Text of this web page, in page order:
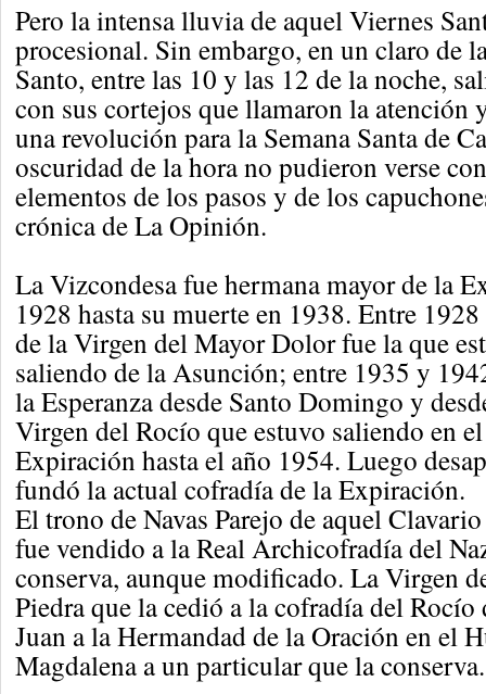
Pero la intensa lluvia de aquel Viernes
procesional. Sin embargo, en un claro de
Santo, entre las 10 y las 12 de la noche,
con sus cortejos que llamaron la atención
una revolución para la Semana Santa de
oscuridad de la hora no pudieron verse
elementos de los pasos y de los
crónica de La Opinión.
La Vizcondesa fue hermana mayor de la
1928 hasta su muerte en 1938. Entre
de la Virgen del Mayor Dolor fue la que
saliendo de la Asunción; entre 1935 y
la Esperanza desde Santo Domingo y
Virgen del Rocío que estuvo saliendo en
Expiración hasta el año 1954. Luego
fundó la actual cofradía de la Expiración.
El trono de Navas Parejo de aquel
fue vendido a la Real Archicofradía del
conserva, aunque modificado. La Virgen
Piedra que la cedió a la cofradía del Rocío
Juan a la Hermandad de la Oración en el
Magdalena a un particular que la conserva.